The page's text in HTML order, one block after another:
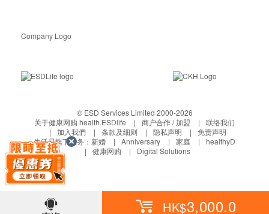
HK$3,000.0
© ESD Services Limited 2000-2026
关于健康网购 health.ESDlife
商户合作 / 加盟
联络我们
加入我們
条款及细则 隐私声明
免责声明
生活易旗下业务： 新婚 Anniversary 家庭
healthyD
健康网购
Digital Solutions